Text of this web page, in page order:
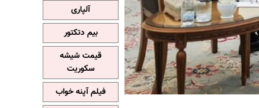
آلپاری
بیم دتکتور
قیمت شیشه
سکوریت
فیلم آپنه خواب